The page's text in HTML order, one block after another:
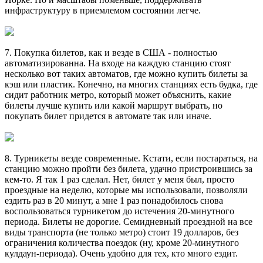
инфраструктуру в приемлемом состоянии легче.
7. Покупка билетов, как и везде в США - полностью
автоматизированна. На входе на каждую станцию стоят
несколько вот таких автоматов, где можно купить билеты за
кэш или пластик. Конечно, на многих станциях есть будка, где
сидит работник метро, который может объяснить, какие
билеты лучше купить или какой маршрут выбрать, но
покупать билет придется в автомате так или иначе.
8. Турникеты везде современные. Кстати, если постараться, на
станцию можно пройти без билета, удачно пристроившись за
кем-то. Я так 1 раз сделал. Нет, билет у меня был, просто
проездные на неделю, которые мы использовали, позволяли
ездить раз в 20 минут, а мне 1 раз понадобилось снова
воспользоваться турникетом до истечения 20-минутного
периода. Билеты не дорогие. Семидневный проездной на все
виды транспорта (не только метро) стоит 19 долларов, без
ограничения количества поездок (ну, кроме 20-минутного
кулдаун-периода). Очень удобно для тех, кто много ездит.